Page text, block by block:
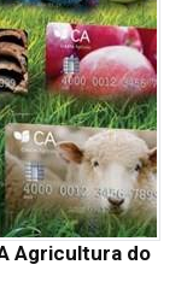
Agricultura do